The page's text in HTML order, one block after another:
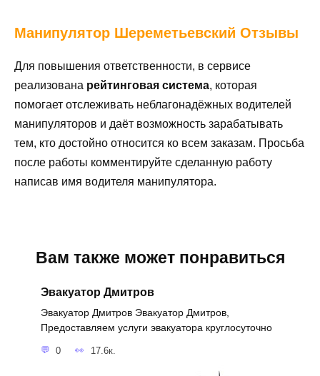
Манипулятор Шереметьевский Отзывы
Для повышения ответственности, в сервисе
реализована рейтинговая система, которая
помогает отслеживать неблагонадёжных водителей
манипуляторов и даёт возможность зарабатывать
тем, кто достойно относится ко всем заказам. Просьба
после работы комментируйте сделанную работу
написав имя водителя манипулятора.
Вам также может понравиться
Эвакуатор Дмитров
Эвакуатор Дмитров Эвакуатор Дмитров,
Предоставляем услуги эвакуатора круглосуточно
0 17.6к.